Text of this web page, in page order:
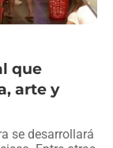
que
arte y
se desarrollará